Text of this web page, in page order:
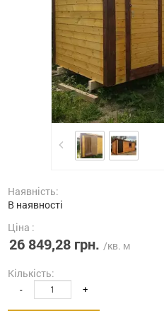
Наявність:
В наявності
Ціна :
26 849,28 грн. /кв. м
Кількість:
- +